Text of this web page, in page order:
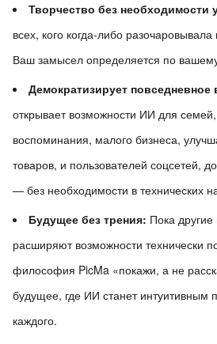
Творчество без необходимости
всех, кого когда-либо
Ваш замысел определяется по
Демократизирует
открывает возможности ИИ для
воспоминания, малого бизнеса,
товаров, и пользователей соцсетей,
— без необходимости в технических
Будущее без трения: Пока
расширяют возможности технически
философия PicMa «покажи, а не
будущее, где ИИ станет интуитивным
каждого.